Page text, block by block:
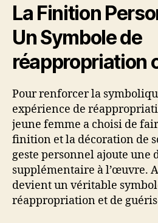
La Finition
Un Symbole de
réappropriation
Pour renforcer la
expérience de
jeune femme a choisi de
finition et la décoration de
geste personnel ajoute une
supplémentaire à l’œuvre.
devient un véritable
réappropriation et de